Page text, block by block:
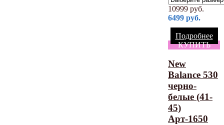
10999 руб.
6499 руб.
Подробнее
КУПИТЬ
New
Balance 530
черно-
белые (41-
45)
Арт-1650